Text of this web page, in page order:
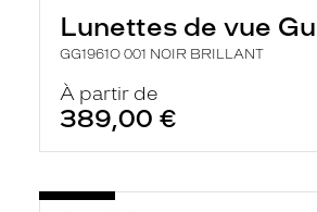
Lunettes de vue
GG1961O 001 NOIR BRILLANT
À partir de
389,00 €